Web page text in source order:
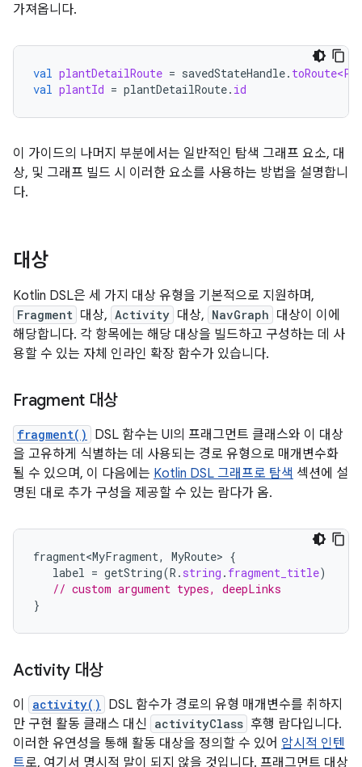
가져옵니다.
val plantDetailRoute = savedStateHandle.
val plantId = plantDetailRoute. id
이 가이드의 나머지 부분에서는 일반적인 탐색 그래프 요소, 대
상, 및 그래프 빌드 시 이러한 요소를 사용하는 방법을 설명합니
다.
대상
Kotlin DSL은 세 가지 대상 유형을 기본적으로 지원하며,
Fragment 대상, Activity 대상, NavGraph 대상이 이에
해당합니다. 각 항목에는 해당 대상을 빌드하고 구성하는 데 사
용할 수 있는 자체 인라인 확장 함수가 있습니다.
Fragment 대상
fragment()
DSL 함수는 UI의 프래그먼트 클래스와 이 대상
을 고유하게 식별하는 데 사용되는 경로 유형으로 매개변수화
될 수 있으며, 이 다음에는 Kotlin DSL 그래프로 탐색 섹션에 설
명된 대로 추가 구성을 제공할 수 있는 람다가 옴.
fragment<MyFragment, MyRoute> {
label = getString(R . string . fragment_title)
// custom argument types, deepLinks
}
Activity 대상
이 activity()
DSL 함수가 경로의 유형 매개변수를 취하지
만 구현 활동 클래스 대신
activityClass 후행 람다입니다.
이러한 유연성을 통해 활동 대상을 정의할 수 있어 암시적 인텐
트로, 여기서 명시적 말이 되지 않을 것입니다. 프래그먼트 대상